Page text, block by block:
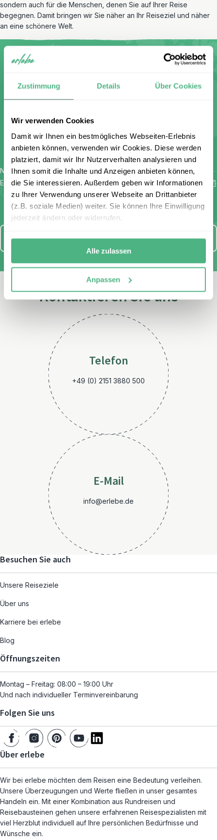
Zustimmung Details Über Cookies
Wir verwenden Cookies
Damit wir Ihnen ein bestmögliches Webseiten-Erlebnis
anbieten können, verwenden wir Cookies. Diese werden
platziert, damit wir Ihr Nutzerverhalten analysieren und
Ihnen somit die Inhalte und Anzeigen anbieten können,
die Sie interessieren. Außerdem geben wir Informationen
zu Ihrer Verwendung unserer Webseite an Drittanbieter
(z.B. soziale Medien) weiter. Sie können Ihre Einwilligung
jederzeit ändern oder widerrufen.
Alle zulassen
Anpassen
sondern auch für die Menschen, denen Sie auf Ihrer Reise
begegnen. Damit bringen wir Sie näher an Ihr Reiseziel und näher
an eine schönere Welt.
Melden Sie sich für unseren
kostenlosen Newsletter an und
erhalten Sie einen 100 €
Gutschein
Name *
E-Mail *
Ich habe die Bestimmungen zumDatenschutz
stimme diesen zu.
Anmelden
Kontaktieren Sie uns
Telefon
+49 (0) 2151 3880 500
E-Mail
info@erlebe.de
Besuchen Sie auch
Unsere Reiseziele
Über uns
Karriere bei erlebe
Blog
Öffnungszeiten
Montag – Freitag: 08:00 – 19:00 Uhr
Und nach individueller Terminvereinbarung
Folgen Sie uns
Über erlebe
Wir bei erlebe möchten dem Reisen eine Bedeutung verleihen.
Unsere Überzeugungen und Werte fließen in unser gesamtes
Handeln ein. Mit einer Kombination aus Rundreisen und
Reisebausteinen gehen unsere erfahrenen Reisespezialisten mit
viel Herzblut individuell auf Ihre persönlichen Bedürfnisse und
Wünsche ein.